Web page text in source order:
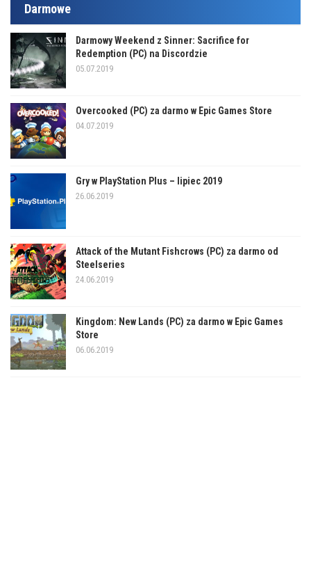
Darmowe
Darmowy Weekend z Sinner: Sacrifice for
Redemption (PC) na Discordzie
05.07.2019
Overcooked (PC) za darmo w Epic Games Store
04.07.2019
Gry w PlayStation Plus – lipiec 2019
26.06.2019
Attack of the Mutant Fishcrows (PC) za darmo od
Steelseries
24.06.2019
Kingdom: New Lands (PC) za darmo w Epic Games
Store
06.06.2019